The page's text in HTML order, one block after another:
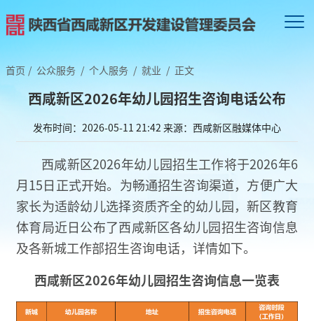
首页 / 公众服务 / 个人服务 / 就业 / 正文
西咸新区2026年幼儿园招生咨询电话公布
发布时间：2026-05-11 21:42 来源：西咸新区融媒体中心
西咸新区2026年幼儿园招生工作将于2026年6
月15日正式开始。为畅通招生咨询渠道，方便广大
家长为适龄幼儿选择资质齐全的幼儿园，新区教育
体育局近日公布了西咸新区各幼儿园招生咨询信息
及各新城工作部招生咨询电话，详情如下。
西咸新区2026年幼儿园招生咨询信息一览表